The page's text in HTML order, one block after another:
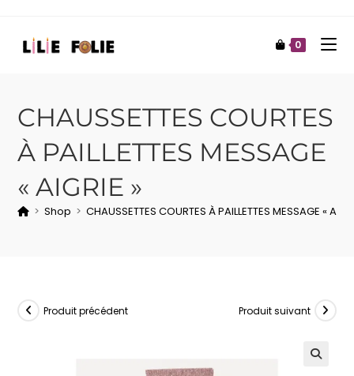
0
CHAUSSETTES COURTES
À PAILLETTES MESSAGE
« AIGRIE »
> Shop > CHAUSSETTES COURTES À PAILLETTES MESSAGE «
Produit précédent Produit suivant